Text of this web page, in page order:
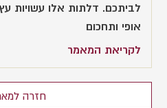
לביתכם. דלתות אלו עשויות
אופי ותחכום
לקריאת המאמר
חזרה